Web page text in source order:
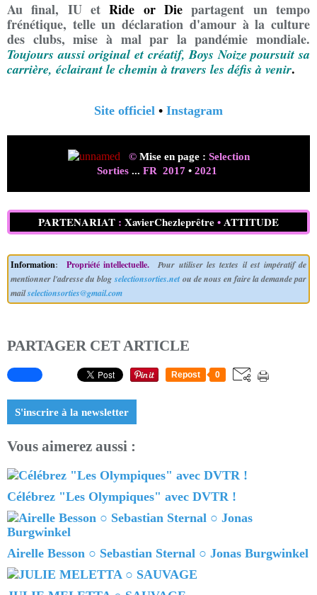
Au final, IU etRide or Die partagent un tempo
frénétique, telle un déclaration d'amour à la culture
des clubs, mise à mal par la pandémie mondiale.
Toujours aussi original et créatif, Boys Noize poursuit sa
carrière, éclairant le chemin à travers les défis à venir.
Site officiel • Instagram
© Mise en page : Selection
Sorties ... FR 2017 • 2021
PARTENARIAT : XavierChezleprêtre•ATTITUDE
Information: Propriété intellectuelle.
Pour utiliser les textes il est impératif de
mentionner l'adresse du blogselectionsorties.netou de nous en faire la demande par
mailselectionsorties@gmail.com
PARTAGER CET ARTICLE
Repost 0
S'inscrire à la newsletter
Vous aimerez aussi :
Célébrez "Les Olympiques" avec DVTR !
Airelle Besson ○ Sebastian Sternal ○ Jonas Burgwinkel